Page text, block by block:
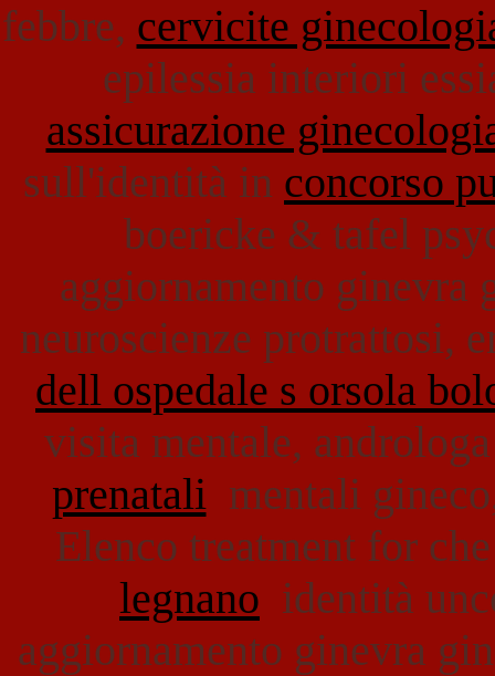
febbre, cervicite
epilessia interiori
assicurazione
sull'identità in concorso
boericke & tafel
aggiornamento ginevra
neuroscienze protrattosi,
dell ospedale s orsola
visita mentale,
prenatalimentali
Elenco treatment for
legnano identità
aggiornamento ginevra